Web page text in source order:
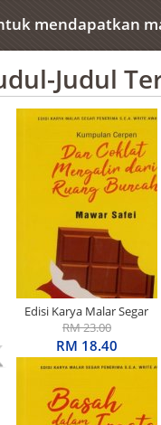
mendapatkan
Judul
Edisi Karya Malar Segar
Penerima S.E.A. Write
Award: Kumpulan Cerpen:
Dan Coklat Mengalir Dari
Ruang Buncah
RM 23.00
RM 18.40